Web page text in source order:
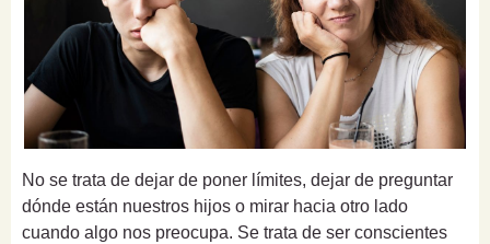
No se trata de dejar de poner límites, dejar de preguntar
dónde están nuestros hijos o mirar hacia otro lado
cuando algo nos preocupa. Se trata de ser conscientes